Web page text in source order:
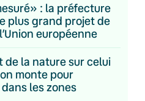
: la préfecture
plus grand projet de
européenne
de la nature sur celui
monte pour
les zones